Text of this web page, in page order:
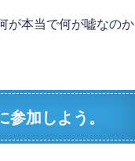
が本当で何が嘘なのか
加しよう。